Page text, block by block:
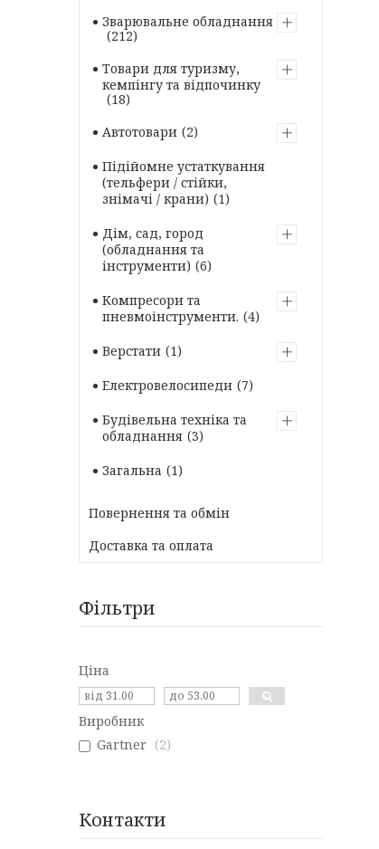
Зварювальне обладнання
212
Товари для туризму,
кемпінгу та відпочинку
18
Автотовари 2
Підійомне устаткування
(тельфери / стійки,
знімачі / крани)
1
Дім, сад, город
(обладнання та
інструменти) 6
Компресори та
пневмоінструменти. 4
Верстати 1
Електровелосипеди 7
Будівельна техніка та
обладнання 3
Загальна
1
Повернення та обмін
Доставка та оплата
Фільтри
Ціна
Виробник
Gartner
2
Контакти